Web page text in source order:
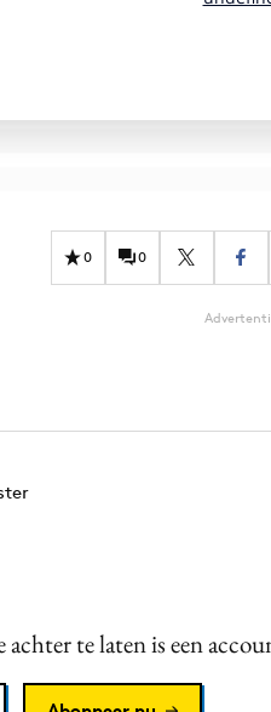
0 0
achter te laten is een